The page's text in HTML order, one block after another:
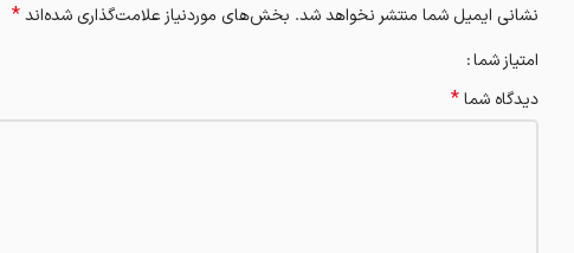
نشانی ایمیل شما منتشر نخواهد شد. بخش‌های موردنیاز علامت‌گذاری شده‌اند*
امتیاز شما
دیدگاه شما*